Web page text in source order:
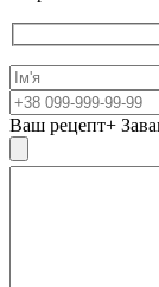
Ваш рецепт+